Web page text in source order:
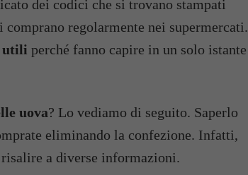
dei codici che si trovano stampati
regolarmente nei supermercati.
utili perché fanno capire in un solo istante
uova? Lo vediamo di seguito. Saperlo
eliminando la confezione. Infatti,
a diverse informazioni.